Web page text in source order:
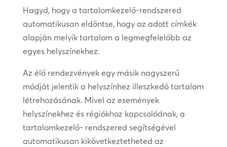
Hagyd, hogy a tartalomkezelő-rendszered
automatikusan eldöntse, hogy az adott címkék
alapján melyik tartalom a legmegfelelőbb az
egyes helyszínekhez.
Az élő rendezvények egy másik nagyszerű
módját jelentik a helyszínhez illeszkedő tartalom
létrehozásának. Mivel az események
helyszínekhez és régiókhoz kapcsolódnak, a
tartalomkezelő- rendszered segítségével
automatikusan kikövetkeztetheted az